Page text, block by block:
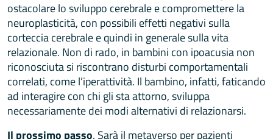
ostacolare lo sviluppo cerebrale e compromettere la
neuroplasticità, con possibili effetti negativi sulla
corteccia cerebrale e quindi in generale sulla vita
relazionale. Non di rado, in bambini con ipoacusia non
riconosciuta si riscontrano disturbi comportamentali
correlati, come l’iperattività. Il bambino, infatti, faticando
ad interagire con chi gli sta attorno, sviluppa
necessariamente dei modi alternativi di relazionarsi.
Il prossimo passo. Sarà il metaverso per pazienti